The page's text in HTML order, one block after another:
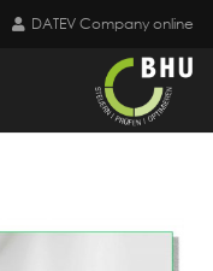
DATEV Company online